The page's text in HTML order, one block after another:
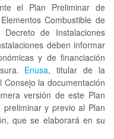
el Plan Preliminar de
Combustible de
de Instalaciones
deben informar
y de financiación
Enusa, titular de la
la documentación
versión de este Plan
y previo al Plan
que se elaborará en su